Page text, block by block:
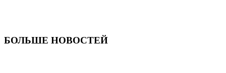
БОЛЬШЕ НОВОСТЕЙ